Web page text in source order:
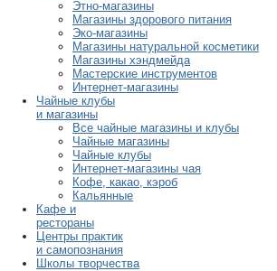
Этно-магазины
Магазины здорового питания
Эко-магазины
Магазины натуральной косметики
Магазины хэндмейда
Мастерские инструментов
Интернет-магазины
Чайные клубы
и магазины
Все чайные магазины и клубы
Чайные магазины
Чайные клубы
Интернет-магазины чая
Кофе, какао, кэроб
Кальянные
Кафе и
рестораны
Центры практик
и самопознания
Школы творчества